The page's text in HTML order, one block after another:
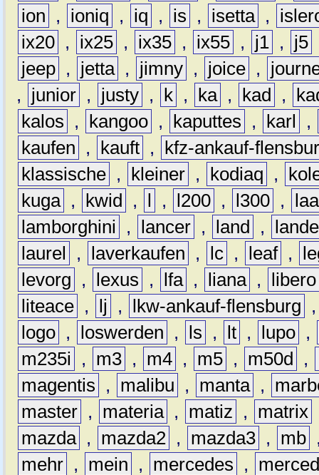
ion
, ioniq , iq , is , isetta ,
ix20 , ix25 , ix35 , ix55 , j1 , j5
jeep , jetta , jimny , joice ,
,
junior , justy , k , ka , kad ,
kalos
, kangoo , kaputtes , karl
,
kaufen
, kauft ,
kfz-ankauf-
klassische , kleiner , kodiaq ,
kuga , kwid , l , l200 , l300 ,
lamborghini
, lancer , land ,
laurel
, laverkaufen , lc , leaf ,
levorg
, lexus , lfa , liana ,
libero
liteace , lj , lkw-ankauf-flensburg
logo , loswerden , ls , lt , lupo ,
m235i
, m3 , m4 , m5 , m50d ,
magentis
, malibu , manta ,
master , materia , matiz , matrix
mazda , mazda2 , mazda3 , mb
mehr , mein , mercedes ,